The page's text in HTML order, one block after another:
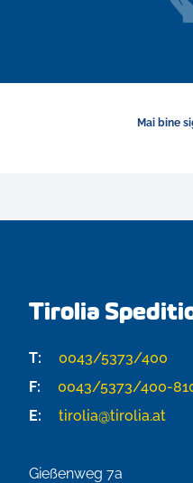
Mai bine
Tirolia
T:
0043/5373/400
F:
0043/5373/400-
E:
tirolia@tirolia.at
Gießenweg 7a